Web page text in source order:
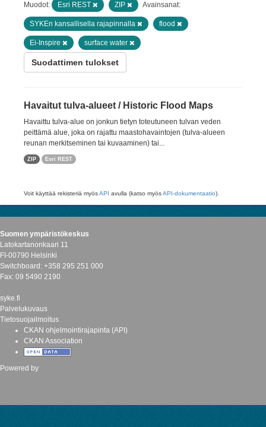
Muodot: Esri REST ZIP Avainsanat:
SYKEn kansallisella rajapinnalla flood
Ei-Inspire surface water
Suodattimen tulokset
Havaitut tulva-alueet / Historic Flood Maps
Havaittu tulva-alue on jonkun tietyn toteutuneen tulvan veden
peittämä alue, joka on rajattu maastohavaintojen (tulva-alueen
reunan merkitseminen tai kuvaaminen) tai...
ZIP Esri REST
Voit käyttää rekisteriä myösAPI avulla (katso myösAPI-dokumentaatio).
Suomen ympäristökeskus
Latokartanonkaari 11
FI-00790 Helsinki
Switchboard: +358 295 251 000
Fax: 09 5490 2190
syke.fi
Palvelukuvaus
Tietosuojailmoitus
CKAN ohjelmointirajapinta (API)
CKAN Association
Powered by